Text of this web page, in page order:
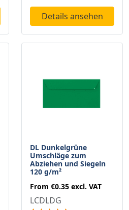
Details ansehen
DL Dunkelgrüne
Umschläge zum
Abziehen und Siegeln
120 g/m²
From €0.35 excl. VAT
LCDLDG